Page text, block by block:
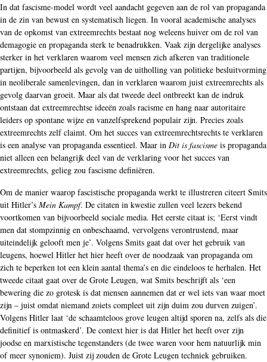
In dat fascisme-model wordt veel aandacht gegeven aan de rol van propaganda
in de zin van bewust en systematisch liegen. In vooral academische analyses
van de opkomst van extreemrechts bestaat nog weleens huiver om de rol van
demagogie en propaganda sterk te benadrukken. Vaak zijn dergelijke analyses
sterker in het verklaren waarom veel mensen zich afkeren van traditionele
partijen, bijvoorbeeld als gevolg van de uitholling van politieke besluitvorming
in neoliberale samenlevingen, dan in verklaren waarom juist extreemrechts als
gevolg daarvan groeit. Maar als dat tweede deel ontbreekt kan de indruk
ontstaan dat extreemrechtse ideeën zoals racisme en hang naar autoritaire
leiders op spontane wijze en vanzelfsprekend populair zijn. Precies zoals
extreemrechts zelf claimt. Om het succes van extreemrechtsrechts te verklaren
is een analyse van propaganda essentieel. Maar in Dit is fascisme is propaganda
niet alleen een belangrijk deel van de verklaring voor het succes van
extreemrechts, gelieg zou fascisme definiëren.
Om de manier waarop fascistische propaganda werkt te illustreren citeert Smits
uit Hitler’s Mein Kampf. De citaten in kwestie zullen veel lezers bekend
voortkomen van bijvoorbeeld sociale media. Het eerste citaat is; ‘Eerst vindt
men dat stompzinnig en onbeschaamd, vervolgens verontrustend, maar
uiteindelijk gelooft men je’. Volgens Smits gaat dat over het gebruik van
leugens, hoewel Hitler het hier heeft over de noodzaak van propaganda om
zich te beperken tot een klein aantal thema’s en die eindeloos te herhalen. Het
tweede citaat gaat over de Grote Leugen, wat Smits beschrijft als ‘een
bewering die zo grotesk is dat mensen aannemen dat er wel iets van waar moet
zijn – juist omdat niemand zoiets compleet uit zijn duim zou durven zuigen’.
Volgens Hitler laat ‘de schaamteloos grove leugen altijd sporen na, zelfs als die
definitief is ontmaskerd’. De context hier is dat Hitler het heeft over zijn
joodse en marxistische tegenstanders (de twee waren voor hem natuurlijk min
of meer synoniem). Juist zij zouden de Grote Leugen techniek gebruiken.